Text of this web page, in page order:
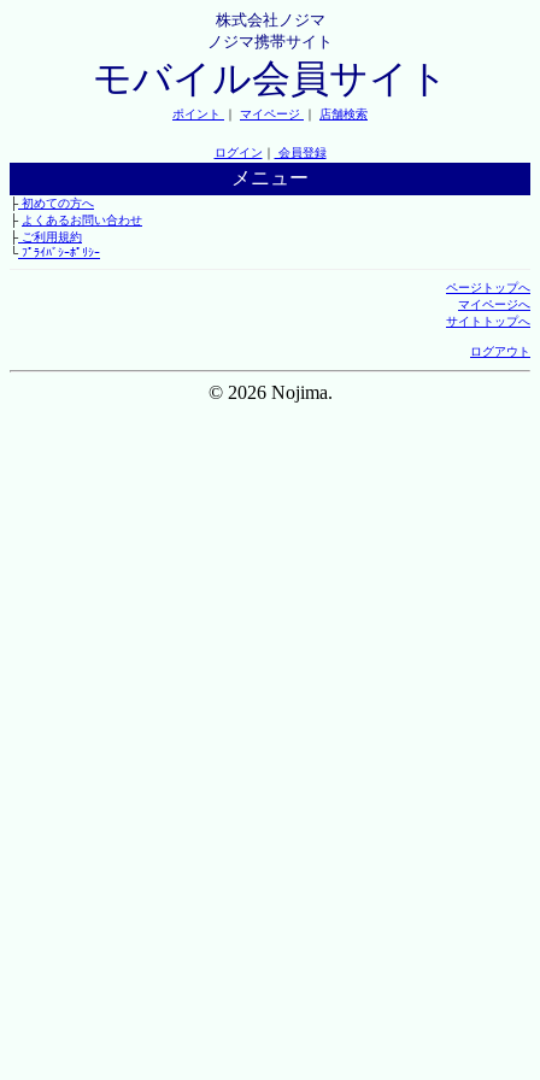
株式会社ノジマ
ノジマ携帯サイト
モバイル会員サイト
ポイント ｜ マイページ ｜ 店舗検索
ログイン ｜ 会員登録
メニュー
├初めての方へ
├ よくあるお問い合わせ
├ご利用規約
└ﾌﾟﾗｲﾊﾞｼｰﾎﾟﾘｼｰ
ページトップへ
マイページへ
サイトトップへ
ログアウト
© 2026 Nojima.